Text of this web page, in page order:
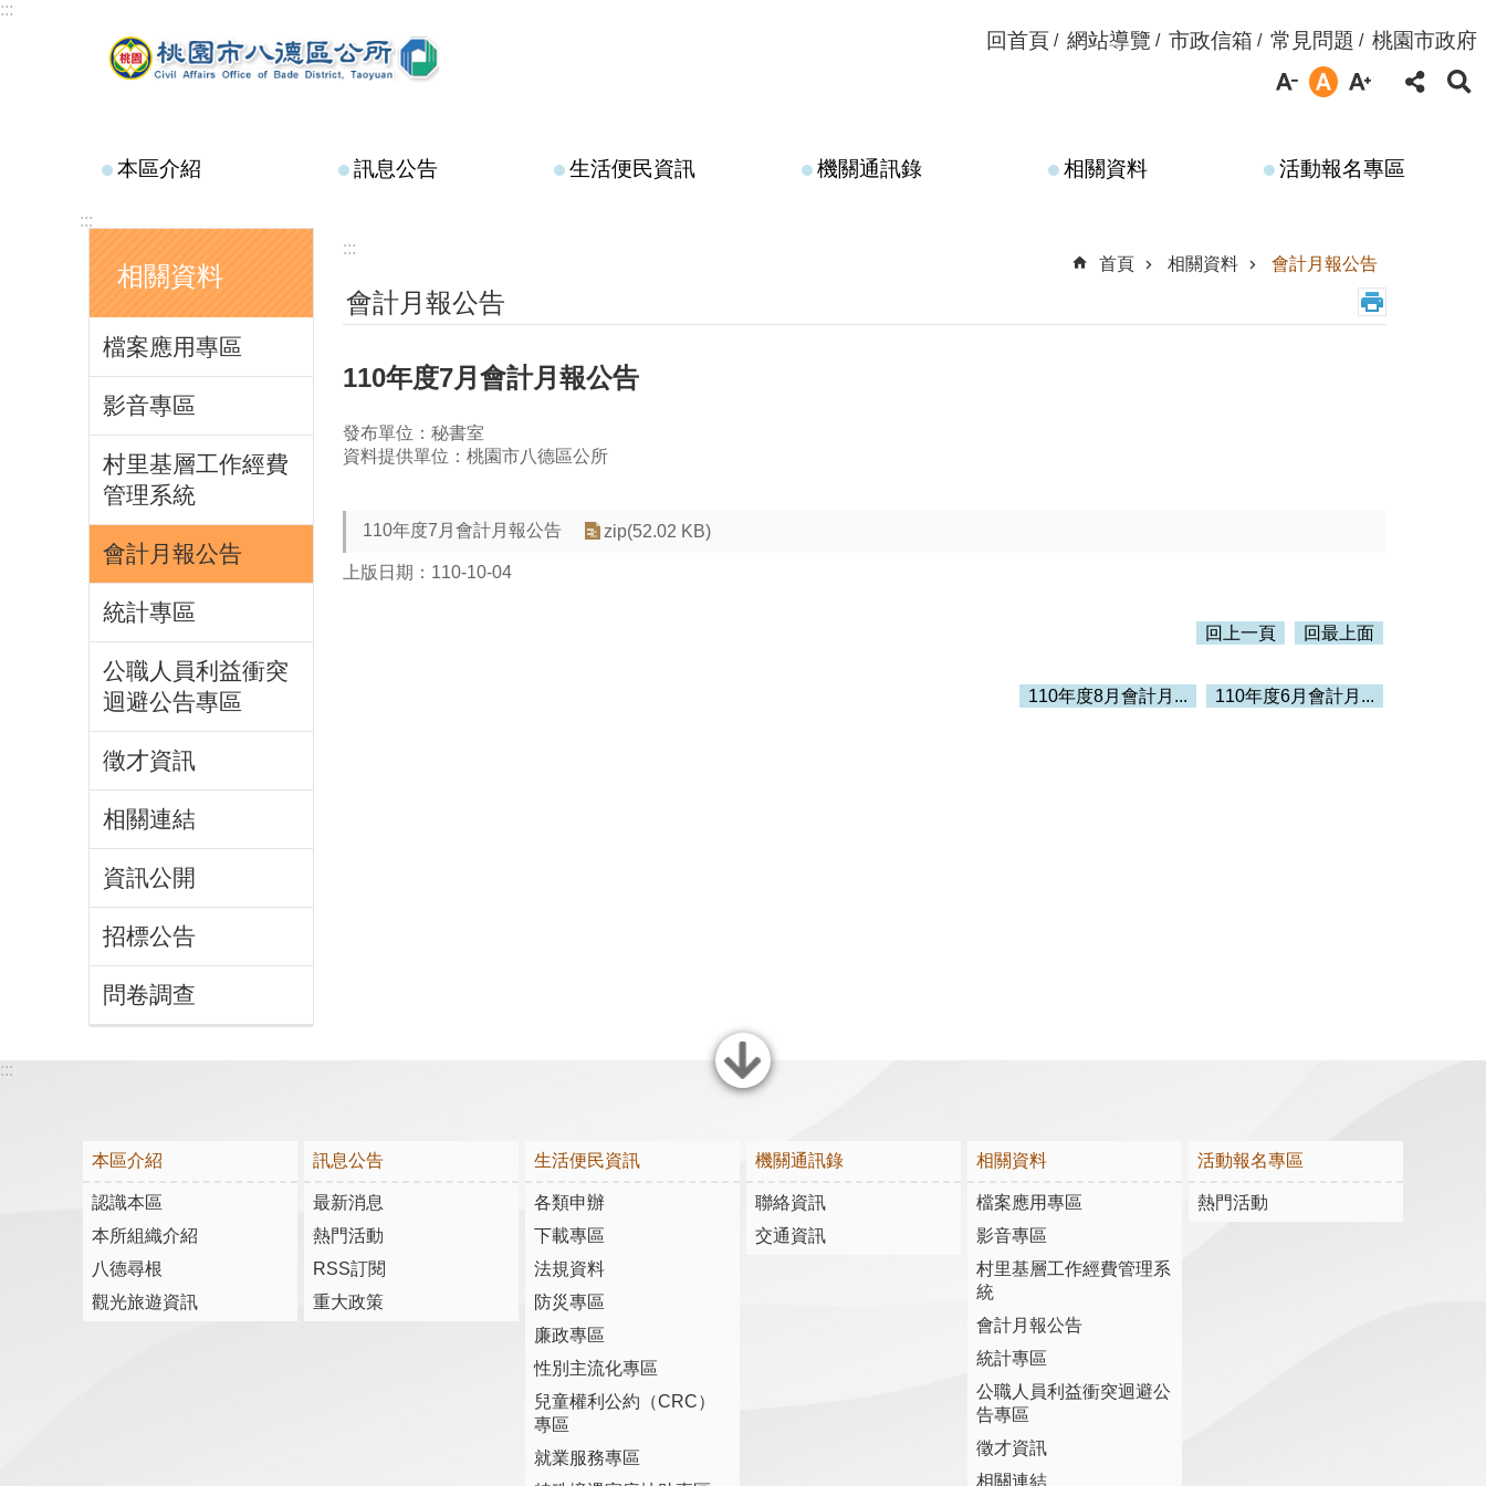
跳到主要內容區塊
:::
回首頁 網站導覽 市政信箱 常見問題 桃園市政府
本區介紹 訊息公告 生活便民資訊 機關通訊錄 相關資料 活動報名專區
:::
相關資料
檔案應用專區
影音專區
村里基層工作經費
管理系統
會計月報公告
統計專區
公職人員利益衝突
迴避公告專區
徵才資訊
相關連結
資訊公開
招標公告
問卷調查
:::
首頁
相關資料 會計月報公告
會計月報公告
110年度7月會計月報公告
發布單位：秘書室
資料提供單位：桃園市八德區公所
110年度7月會計月報公告 zip(52.02 KB)
上版日期：110-10-04
回上一頁 回最上面
110年度8月會計月... 110年度6月會計月...
關閉
:::
本區介紹
認識本區
本所組織介紹
八德尋根
觀光旅遊資訊
訊息公告
最新消息
熱門活動
RSS訂閱
重大政策
生活便民資訊
各類申辦
下載專區
法規資料
防災專區
廉政專區
性別主流化專區
兒童權利公約（CRC）
專區
就業服務專區
機關通訊錄
聯絡資訊
交通資訊
相關資料
檔案應用專區
影音專區
村里基層工作經費管理系
統
會計月報公告
統計專區
公職人員利益衝突迴避公
告專區
徵才資訊
相關連結
活動報名專區
熱門活動